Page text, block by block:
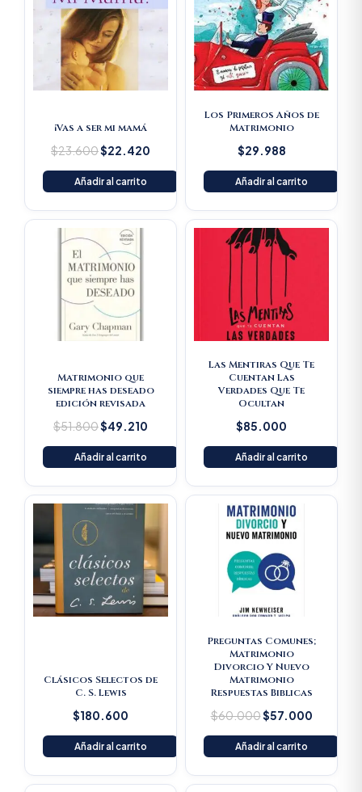
¡Vas a ser mi mamá
$23.600
was:
$23.600.
$22.420
$22.420.
Añadir al carrito
Los Primeros Años de
Matrimonio
$29.988
Añadir al carrito
Matrimonio que
siempre has deseado
edición revisada
$51.800
Original
price
was:
$51.800.
$49.210
Current
Añadir al carrito
Las Mentiras Que Te
Cuentan Las
Verdades Que Te
Ocultan
$85.000
Añadir al carrito
Clásicos Selectos de
C. S. Lewis
$180.600
Añadir al carrito
Preguntas Comunes;
Matrimonio
Divorcio Y Nuevo
Matrimonio
Respuestas Biblicas
$60.000
price
was:
$57.000
Current
Añadir al carrito